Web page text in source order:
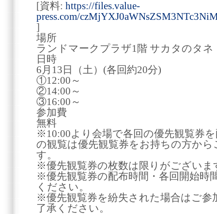
[資料: https://files.value-
press.com/
]
場所
ランドマークプラザ1階 サカタのタ
日時
6月13日（土）(各回約20分)
①12:00～
②14:00～
③16:00～
参加費
無
※10:00より会場で各回の優先観覧券
の観覧は優先観覧券をお持ちの方か
す。
※優先観覧券の枚数は限りがご
※優先観覧券の配布時間・各回開始時
ください。
※優先観覧券を紛失された場合はご参
了承ください。